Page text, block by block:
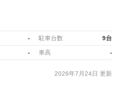
- 駐車台数 9台
- 車高 -
2026年7月24日 更新